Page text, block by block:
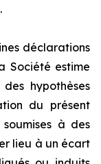
.
déclarations
Société estime
hypothèses
du présent
à des
lieu à un écart